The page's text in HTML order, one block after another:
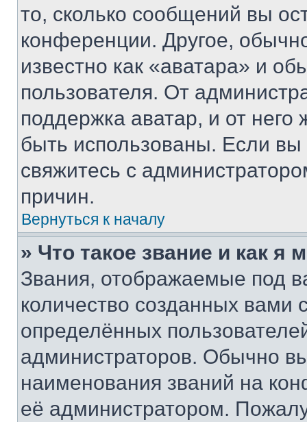
то, сколько сообщений вы
конференции. Другое,
известно как «аватара» и
пользователя. От
поддержка аватар, и от него
быть использованы. Если
свяжитесь с
причин.
Вернуться к началу
» Что такое звание и как я
Звания, отображаемые под
количество созданных
определённых
администраторов. Обычно
наименования званий на
её администратором.